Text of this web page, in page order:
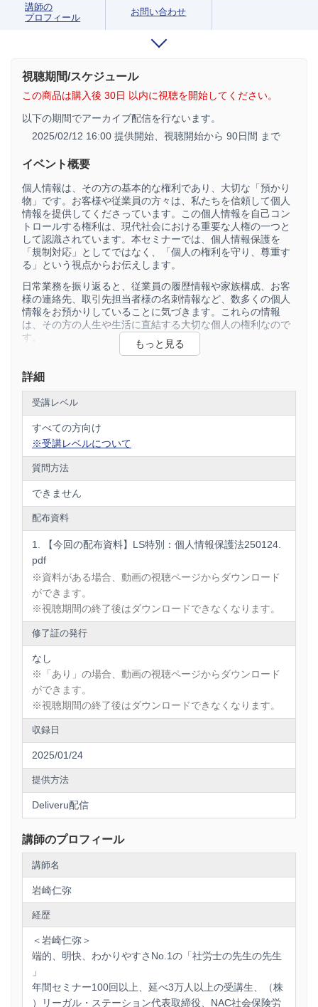
講師の
プロフィール
お問い合わせ
視聴期間/スケジュール
この商品は購入後 30日 以内に視聴を開始してください。
以下の期間でアーカイブ配信を行ないます。
2025/02/12 16:00 提供開始、 視聴開始から 90日間 まで
イベント概要
個人情報は、その方の基本的な権利であり、大切な「預かり
物」です。お客様や従業員の方々は、私たちを信頼して個人
情報を提供してくださっています。この個人情報を自己コン
トロールする権利は、現代社会における重要な人権の一つと
して認識されています。本セミナーでは、個人情報保護を
「規制対応」としてではなく、「個人の権利を守り、尊重す
る」という視点からお伝えします。
日常業務を振り返ると、従業員の履歴情報や家族構成、お客
様の連絡先、取引先担当者様の名刺情報など、数多くの個人
情報をお預かりしていることに気づきます。これらの情報
は、その方の人生や生活に直結する大切な個人の権利なので
す。
本セミナーでは、このような観点から、個人情報保護法の本
質的な意義をご紹介します。「個人の権利利益の保護」を軸
に、私たちにできる具体的な取り組みについて解説します。
従業員の方々と共に、個人の権利を守る意識を醸成しなが
ら、実践できる「個人情報の適切な取扱い」のポイントをお
伝えします。
また、生成AIを活用することで、個人情報保護委員会のガイ
ドラインに沿った規程作成を効率的に行う方法をご紹介。こ
れにより生まれた時間を、個人の権利を守るための本質的な
取り組みにより多く振り向けることができます。実際の画面
をご覧いただきながら、分かりやすく解説いたします。
意しています。
① 生成AI作成＆岩﨑監修の簡易版個人情報保護規程
② 岩﨑がセミナーで使ったパワポSlide
③ 各種規程作成プロンプト集
④ 個人情報の取扱状況の確認シート
経営資源の限られた中小企業だからこそ、一人ひとりが「個
人情報は個人の権利である」という認識を持ち、その保護に
取り組むことが重要です。このセミナーを通じて、顧問先の
企業様と従業員の皆様が、個人の権利を守る意識を高め、前
向きに個人情報保護に取り組めるようサポートいたします。
個人の権利を大切にする企業づくりのために、この70分の実
践的セミナーにぜひご参加ください。
詳細
受講レベル
すべての方向け
※受講レベルについて
質問方法
できません
配布資料
【今回の配布資料】LS特別：個人情報保護法250124.
pdf
※資料がある場合、動画の視聴ページからダウンロード
ができます。
※視聴期間の終了後はダウンロードできなくなります。
修了証の発行
なし
※「あり」の場合、動画の視聴ページからダウンロード
ができます。
※視聴期間の終了後はダウンロードできなくなります。
収録日
2025/01/24
提供方法
Deliveru配信
講師のプロフィール
講師名
岩崎仁弥
経歴
＜岩崎仁弥＞
端的、明快、わかりやすさNo.1の「社労士の先生の先生
」
年間セミナー100回以上、延べ3万人以上の受講生、（株
）リーガル・ステーション代表取締役、NAC社会保険労